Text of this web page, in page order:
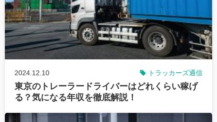
2024.12.10 トラッカーズ通信
東京のトレーラードライバーはどれくらい稼げ
る？気になる年収を徹底解説！